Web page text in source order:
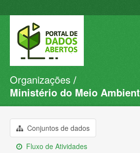
Conjuntos de dados
Organizações
Sobre
Organizações
Ministério do Meio
Conjuntos de dados
Fluxo de Atividades